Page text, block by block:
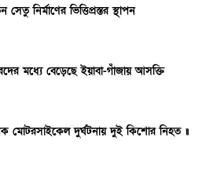
নির্মাণের ভিত্তিপ্রস্তর স্থাপন
মধ্যে বেড়েছে ইয়াবা-গাঁজায় আসক্তি
মোটরসাইকেল দুর্ঘটনায় দুই কিশোর নিহত ॥